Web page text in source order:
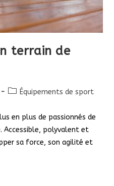
terrain de
PostÉquipements de sport
en plus de passionnés de
Accessible, polyvalent et
sa force, son agilité et